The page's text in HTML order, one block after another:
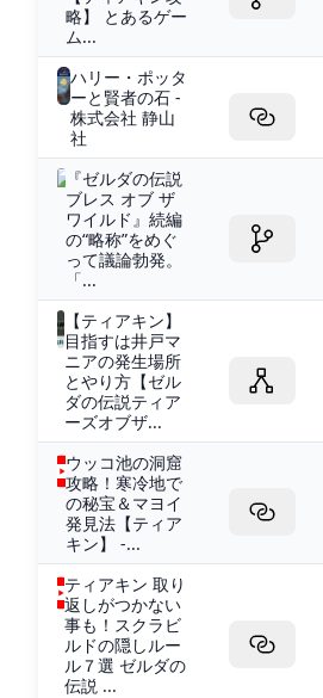
略】 とあるゲー
ム...
ハリー・ポッタ
ーと賢者の石 -
株式会社 静山
社
『ゼルダの伝説
ブレス オブ ザ
ワイルド』続編
の“略称”をめぐ
って議論勃発。
「...
【ティアキン】
目指すは井戸マ
ニアの発生場所
とやり方【ゼル
ダの伝説ティア
ーズオブザ...
ウッコ池の洞窟
攻略！寒冷地で
の秘宝＆マヨイ
発見法【ティア
キン】 -...
ティアキン 取り
返しがつかない
事も！スクラビ
ルドの隠しルー
ル７選 ゼルダの
伝説 ...